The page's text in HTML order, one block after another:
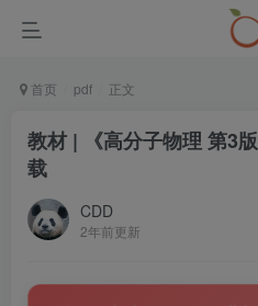
首页 pdf 正文
教材 | 《高分子物理 第3
载
CDD
2年前更新